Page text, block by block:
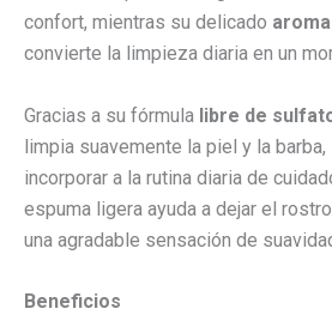
confort, mientras su delicado
convierte la limpieza diaria en un
Gracias a su fórmula libre de
limpia suavemente la piel y la
incorporar a la rutina diaria de
espuma ligera ayuda a dejar el
una agradable sensación de
Beneficios